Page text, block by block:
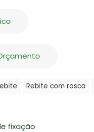
Rebite com rosca
fixação